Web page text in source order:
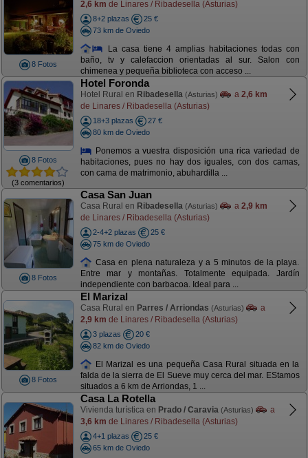
8 Fotos
2,6 km de Linares / Ribadesella (Asturias)
8+2 plazas
25 €
73 km de Oviedo
La casa tiene 4 amplias habitaciones todas con
baño, tv y calefaccion orientadas al sur. Salon con
chimenea y pequeña biblioteca con acceso ...
8 Fotos
(3 comentarios)
Hotel Foronda
Hotel Rural en Ribadesella (Asturias) a 2,6 km
de Linares / Ribadesella (Asturias)
18+3 plazas
27 €
80 km de Oviedo
Ponemos a vuestra disposición una rica variedad de
habitaciones, pues no hay dos iguales, con dos camas,
con cama de matrimonio, abuhardilla ...
8 Fotos
Casa San Juan
Casa Rural en Ribadesella (Asturias) a 2,9 km
de Linares / Ribadesella (Asturias)
2-4+2 plazas
25 €
75 km de Oviedo
Casa en plena naturaleza y a 5 minutos de la playa.
Entre mar y montañas. Totalmente equipada. Jardín
independiente con barbacoa. Ideal para ...
8 Fotos
El Marizal
Casa Rural en Parres / Arriondas (Asturias)
a
2,9 km de Linares / Ribadesella (Asturias)
3 plazas
20 €
82 km de Oviedo
El Marizal es una pequeña Casa Rural situada en la
falda de la sierra de El Sueve muy cerca del mar. EStamos
situados a 6 km de Arriondas, 1 ...
Casa La Rotella
Vivienda turística en Prado / Caravia (Asturias)
a
3,6 km de Linares / Ribadesella (Asturias)
4+1 plazas
25 €
65 km de Oviedo